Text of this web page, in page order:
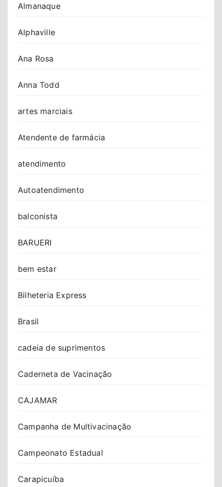
Almanaque
Alphaville
Ana Rosa
Anna Todd
artes marciais
Atendente de farmácia
atendimento
Autoatendimento
balconista
BARUERI
bem estar
Bilheteria Express
Brasil
cadeia de suprimentos
Caderneta de Vacinação
CAJAMAR
Campanha de Multivacinação
Campeonato Estadual
Carapicuíba